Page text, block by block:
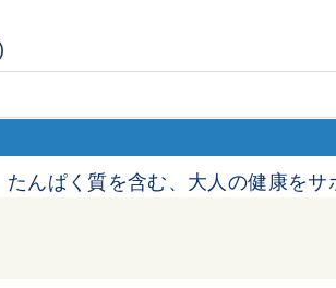
たんぱく質を含む、大人の健康を